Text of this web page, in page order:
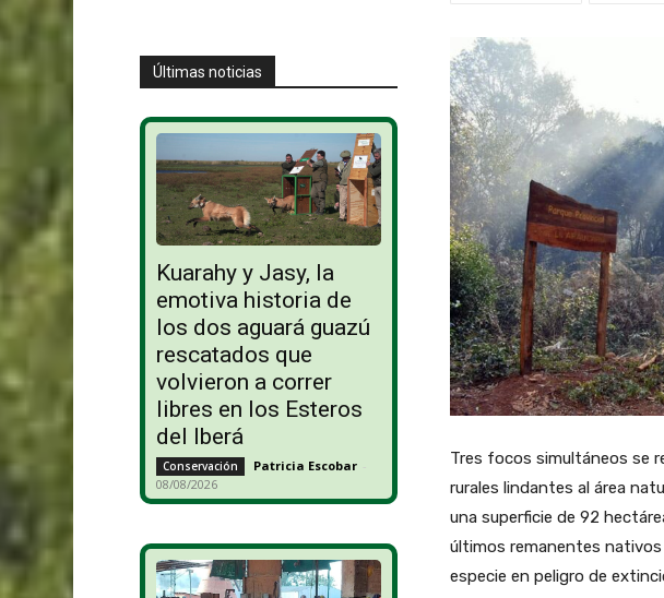
Últimas noticias
Kuarahy y Jasy, la
emotiva historia de
los dos aguará guazú
rescatados que
volvieron a correr
libres en los Esteros
del Iberá
Conservación Patricia Escobar -
08/08/2026
Tres focos simultáneos se
rurales lindantes al área
una superficie de 92
últimos remanentes nativos
especie en peligro de